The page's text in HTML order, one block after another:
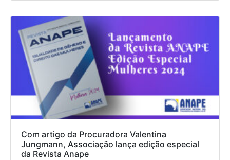
Com artigo da Procuradora Valentina
Jungmann, Associação lança edição especial
da Revista Anape